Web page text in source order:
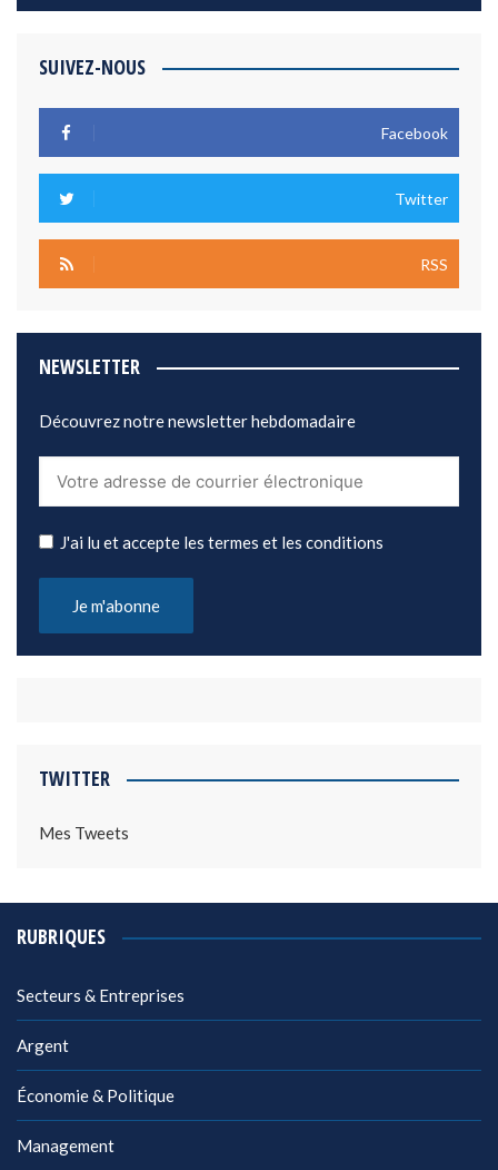
SUIVEZ-NOUS
Facebook
Twitter
RSS
NEWSLETTER
Découvrez notre newsletter hebdomadaire
J'ai lu et accepte les termes et les conditions
TWITTER
Mes Tweets
RUBRIQUES
Secteurs & Entreprises
Argent
Économie & Politique
Management